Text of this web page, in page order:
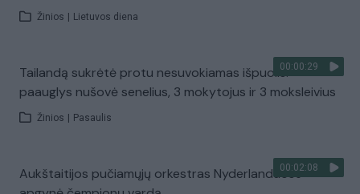
Žinios Lietuvos diena
00:00:29
Tailandą sukrėtė protu nesuvokiamas išpuolis:
paauglys nušovė senelius, 3 mokytojus ir 3 moksleivius
Žinios Pasaulis
00:02:08
Aukštaitijos pučiamųjų orkestras Nyderlanduose